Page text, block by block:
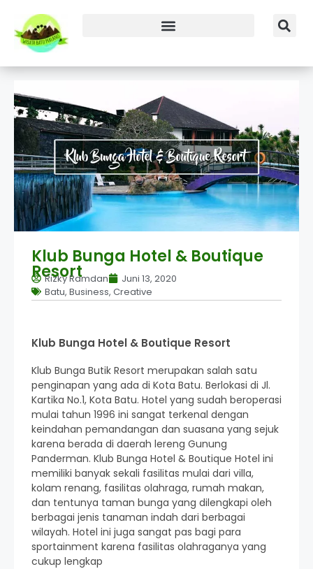
Klub Bunga Hotel & Boutique
Resort
Rizky Ramdan
Juni 13, 2020
Batu, Business, Creative
Klub Bunga Hotel & Boutique Resort
Klub Bunga Butik Resort merupakan salah satu
penginapan yang ada di Kota Batu. Berlokasi di Jl.
Kartika No.1, Kota Batu. Hotel yang sudah beroperasi
mulai tahun 1996 ini sangat terkenal dengan
keindahan pemandangan dan suasana yang sejuk
karena berada di daerah lereng Gunung
Panderman. Klub Bunga Hotel & Boutique Hotel ini
memiliki banyak sekali fasilitas mulai dari villa,
kolam renang, fasilitas olahraga, rumah makan,
dan tentunya taman bunga yang dilengkapi oleh
berbagai jenis tanaman indah dari berbagai
wilayah. Hotel ini juga sangat pas bagi para
sportainment karena fasilitas olahraganya yang
cukup lengkap